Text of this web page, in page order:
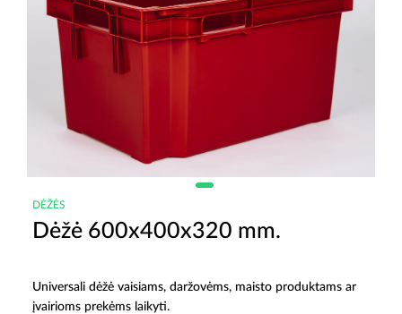
DĖŽĖS
Dėžė 600x400x320 mm.
Universali dėžė vaisiams, daržovėms, maisto produktams ar
įvairioms prekėms laikyti.